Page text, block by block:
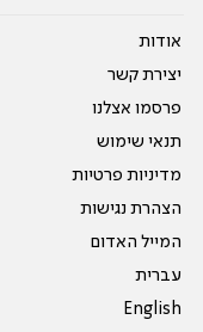
אודות
יצירת קשר
פרסמו אצלנו
תנאי שימוש
מדיניות פרטיות
הצהרת נגישות
המייל האדום
עברית
English